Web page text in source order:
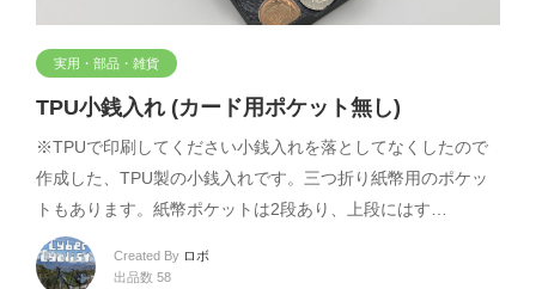
実用・部品・雑貨
TPU小銭入れ (カード用ポケット無し)
※TPUで印刷してください小銭入れを落としてなくしたので
作成した、TPU製の小銭入れです。三つ折り紙幣用のポケッ
トもあります。紙幣ポケットは2段あり、上段にはす…
Created By ロボ
出品数 58